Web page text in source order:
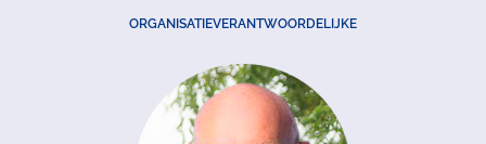
ORGANISATIEVERANTWOORDELIJKE